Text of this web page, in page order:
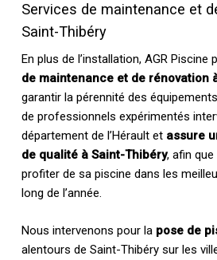
Services de maintenance et
Saint-Thibéry
En plus de l’installation, AGR Piscine
de maintenance et de rénovation
garantir la pérennité des
de professionnels expérimentés
département de l’Hérault et assure
de qualité à Saint-Thibéry, afin
profiter de sa piscine dans les
long de l’année.
Nous intervenons pour la pose de
alentours de Saint-Thibéry sur les